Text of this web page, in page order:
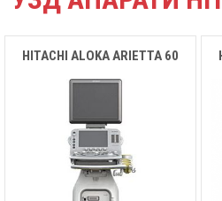
HITACHI ALOKA ARIETTA 60